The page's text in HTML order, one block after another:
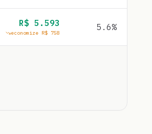
R$ 5.593
economize R$ 758
5.6%